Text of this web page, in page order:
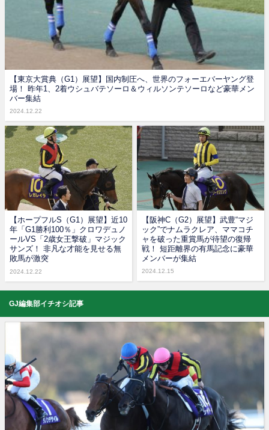
【東京大賞典（G1）展望】国内制圧へ、世界のフォーエバーヤング登
場！ 昨年1、2着ウシュバテソーロ＆ウィルソンテソーロなど豪華メン
バー集結
2024.12.22
【ホープフルS（G1）展望】近10
年「G1勝利100％」クロワデュノ
ールVS「2歳女王撃破」マジック
サンズ！ 非凡な才能を見せる無
敗馬が激突
2024.12.22
【阪神C（G2）展望】武豊“マジ
ック”でナムラクレア、ママコチ
ャを破った重賞馬が待望の復帰
戦！ 短距離界の有馬記念に豪華
メンバーが集結
2024.12.15
GJ編集部イチオシ記事